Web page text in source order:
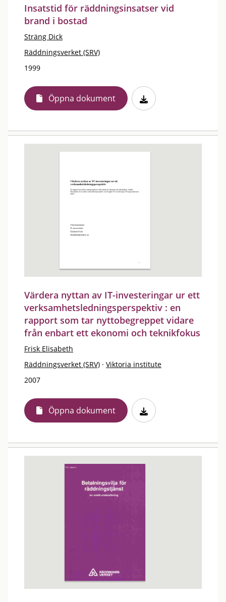
Insatstid för räddningsinsatser vid
brand i bostad
Sträng Dick
Räddningsverket (SRV)
1999
Öppna dokument
Värdera nyttan av IT-investeringar ur ett
verksamhetsledningsperspektiv : en
rapport som tar nyttobegreppet vidare
från enbart ett ekonomi och teknikfokus
Frisk Elisabeth
Räddningsverket (SRV) · Viktoria institute
2007
Öppna dokument